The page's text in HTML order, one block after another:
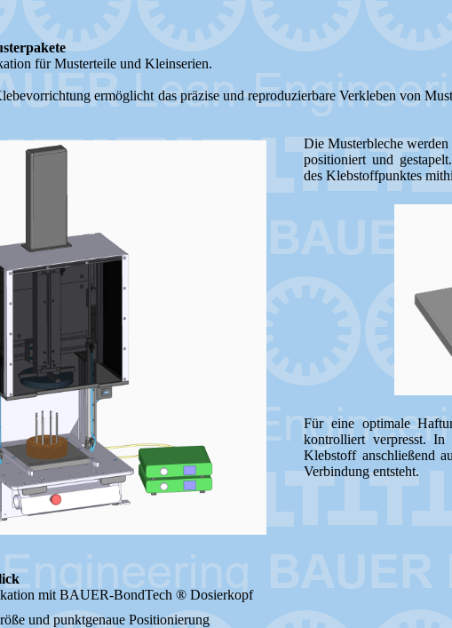
für Musterteile und Kleinserien.
ermöglicht das präzise und reproduzierbare Verkleben von
Die Musterbleche
positioniert und
des Klebstoffpunktes
Für eine optimale
kontrolliert verpresst. In
Klebstoff anschließend
Verbindung entsteht.
mit BAUER-BondTech ® Dosierkopf
und punktgenaue Positionierung